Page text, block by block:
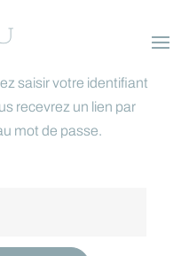
saisir votre identifiant
recevrez un lien par
mot de passe.